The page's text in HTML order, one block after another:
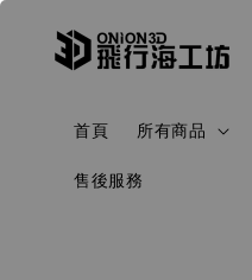
首頁 所有商品
售後服務